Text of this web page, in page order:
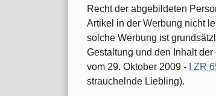
Recht der abgebildeten
Artikel in der Werbung nicht
solche Werbung ist
Gestaltung und den Inhalt
vom 29. Oktober 2009 -
I ZR
strauchelnde Liebling).